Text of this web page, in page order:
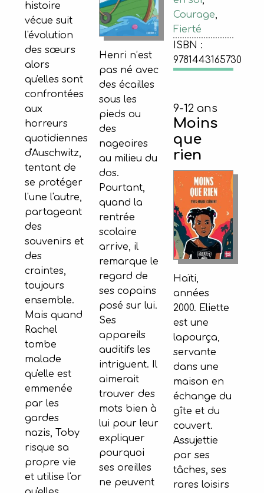
histoire
vécue suit
l'évolution
des sœurs
alors
qu'elles sont
confrontées
aux
horreurs
quotidiennes
d'Auschwitz,
tentant de
se protéger
l'une l'autre,
partageant
des
souvenirs et
des
craintes,
toujours
ensemble.
Mais quand
Rachel
tombe
malade
qu'elle est
emmenée
par les
gardes
nazis, Toby
risque sa
propre vie
et utilise l'or
Henri n’est
pas né avec
des écailles
sous les
pieds ou
des
nageoires
au milieu du
dos.
Pourtant,
quand la
rentrée
scolaire
arrive, il
remarque le
regard de
ses copains
posé sur lui.
Ses
appareils
auditifs les
intriguent. Il
aimerait
trouver des
mots bien à
lui pour leur
expliquer
pourquoi
ses oreilles
ne peuvent
Courage,
Fierté
ISBN :
9781443165730
9-12 ans
Moins
que
rien
Haïti,
années
2000. Eliette
est une
lapourça,
servante
dans une
maison en
échange du
gîte et du
couvert.
Assujettie
par ses
tâches, ses
rares loisirs